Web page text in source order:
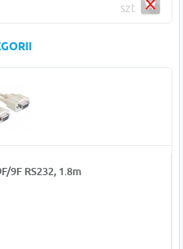
szt
9F RS232, 1.8m